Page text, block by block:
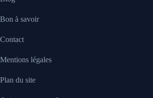
Bon à savoir
Contact
Mentions légales
Plan du site